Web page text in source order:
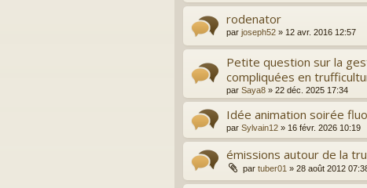
rodenator
par joseph52 » 12 avr. 2016 12:57
Petite question sur la
compliquées en
par Saya8 » 22 déc. 2025 17:34
Idée animation soirée
par Sylvain12 » 16 févr. 2026 10:19
émissions autour de la
par tuber01 » 28 août 2012